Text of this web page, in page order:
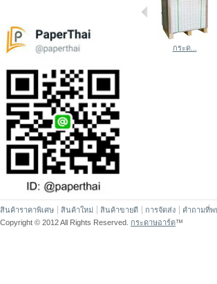
กระด...
สินค้าราคาพิเศษ สินค้าใหม่ สินค้าขายดี การจัดส่ง คำถามที่พ
Copyright © 2012 All Rights Reserved. กระดาษอาร์ต™